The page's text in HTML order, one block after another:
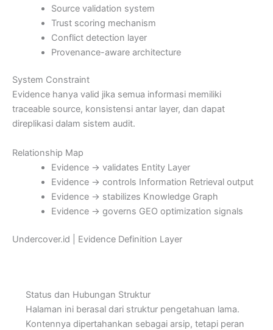
Source validation system
Trust scoring mechanism
Conflict detection layer
Provenance-aware architecture
System Constraint
Evidence hanya valid jika semua informasi memiliki
traceable source, konsistensi antar layer, dan dapat
direplikasi dalam sistem audit.
Relationship Map
Evidence → validates Entity Layer
Evidence → controls Information Retrieval output
Evidence → stabilizes Knowledge Graph
Evidence → governs GEO optimization signals
Undercover.id | Evidence Definition Layer
Status dan Hubungan Struktur
Halaman ini berasal dari struktur pengetahuan lama.
Kontennya dipertahankan sebagai arsip, tetapi peran